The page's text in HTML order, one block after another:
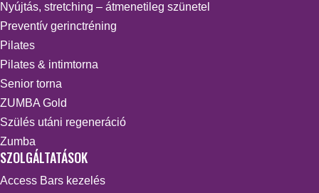
Nyújtás, stretching – átmenetileg szünetel
Preventív gerinctréning
Pilates
Pilates & intimtorna
Senior torna
ZUMBA Gold
Szülés utáni regeneráció
Zumba
SZOLGÁLTATÁSOK
Access Bars kezelés